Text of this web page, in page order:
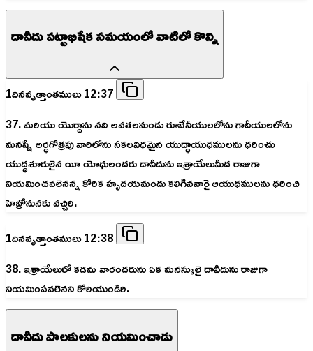
దావీదు పట్టాభిషేక సమయంలో వాటిలో కొన్ని
1దినవృత్తాంతములు 12:37
37. మరియు యొర్దాను నది అవతలనుండు రూబేనీయులలోను గాదీయులలోను
మనష్షే అర్ధగోత్రపు వారిలోను సకలవిధమైన యుద్ధాయుధములను ధరించు
యుద్ధశూరులైన యీ యోధులందరు దావీదును ఇశ్రాయేలుమీద రాజుగా
నియమించవలెనన్న కోరిక హృదయమందు కలిగినవారై ఆయుధములను ధరించి
హెబ్రోనునకు వచ్చిరి.
1దినవృత్తాంతములు 12:38
38. ఇశ్రాయేలులో కడమ వారందరును ఏక మనస్కులై దావీదును రాజుగా
నియమింపవలెనని కోరియుండిరి.
దావీదు పాలకులను నియమించాడు